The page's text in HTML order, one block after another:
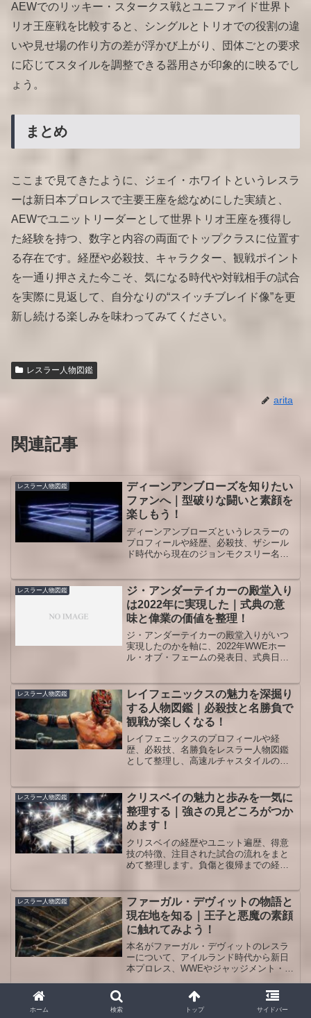
AEWでのリッキー・スタークス戦とユニファイド世界ト
リオ王座戦を比較すると、シングルとトリオでの役割の違
いや見せ場の作り方の差が浮かび上がり、団体ごとの要求
に応じてスタイルを調整できる器用さが印象的に映るでし
ょう。
まとめ
ここまで見てきたように、ジェイ・ホワイトというレスラ
ーは新日本プロレスで主要王座を総なめにした実績と、
AEWでユニットリーダーとして世界トリオ王座を獲得し
た経験を持つ、数字と内容の両面でトップクラスに位置す
る存在です。経歴や必殺技、キャラクター、観戦ポイント
を一通り押さえた今こそ、気になる時代や対戦相手の試合
を実際に見返して、自分なりの“スイッチブレイド像”を更
新し続ける楽しみを味わってみてください。
レスラー人物図鑑
arita
関連記事
レスラー人物図鑑
ディーンアンブローズを知りたい
ファンへ｜型破りな闘いと素顔を
楽しもう！
ディーンアンブローズというレスラーの
プロフィールや経歴、必殺技、ザシール
ド時代から現在のジョンモクスリー名義
る記事です。初めて見る人も古くからの
ファンも観戦がより楽しくなるよう丁寧
に整理しています。
レスラー人物図鑑
ジ・アンダーテイカーの殿堂入り
は2022年に実現した｜式典の意
味と偉業の価値を整理！
ジ・アンダーテイカーの殿堂入りがいつ
実現したのかを軸に、2022年WWEホー
ル・オブ・フェームの発表日、式典日、
すい代表戦まで、レスラー人物図鑑とし
て流れよく整理します。
レスラー人物図鑑
レイフェニックスの魅力を深掘り
する人物図鑑｜必殺技と名勝負で
観戦が楽しくなる！
レイフェニックスのプロフィールや経
歴、必殺技、名勝負をレスラー人物図鑑
として整理し、高速ルチャスタイルの見
でを押さえ、観戦前後に読み返したくな
る保存版として役立てられます。
レスラー人物図鑑
クリスベイの魅力と歩みを一気に
整理する｜強さの見どころがつか
めます！
クリスベイの経歴やユニット遍歴、得意
技の特徴、注目された試合の流れをまと
めて整理します。負傷と復帰までの経緯
レスラー人物図鑑
ファーガル・デヴィットの物語と
現在地を知る｜王子と悪魔の素顔
に触れてみよう！
本名がファーガル・デヴィットのレスラ
ーについて、アイルランド時代から新日
本プロレス、WWEやジャッジメント・デ
ミックや必殺技、観戦の楽しみ方も人物
図鑑として分かりやすく解説します。初
めて試合を見る人でも背景を押さえやす
ジョン・シナの敬礼が意味するも
ホーム 検索 トップ サイドバー